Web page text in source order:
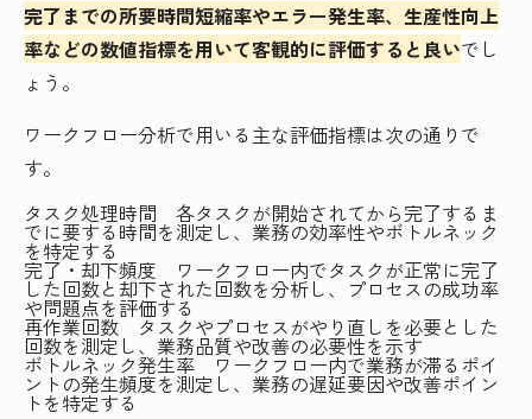
完了までの所要時間短縮率やエラー発生率、生産性向上
率などの数値指標を用いて客観的に評価すると良いでし
ょう。
ワークフロー分析で用いる主な評価指標は次の通りで
す。
タスク処理時間 各タスクが開始されてから完了するま
でに要する時間を測定し、業務の効率性やボトルネック
を特定する
完了・却下頻度 ワークフロー内でタスクが正常に完了
した回数と却下された回数を分析し、プロセスの成功率
や問題点を評価する
再作業回数 タスクやプロセスがやり直しを必要とした
回数を測定し、業務品質や改善の必要性を示す
ボトルネック発生率 ワークフロー内で業務が滞るポイ
ントの発生頻度を測定し、業務の遅延要因や改善ポイン
トを特定する